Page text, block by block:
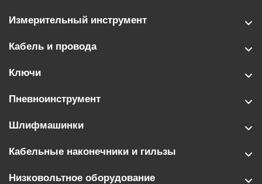
Измерительный инструмент
Кабель и провода
Ключи
Пневноинструмент
Шлифмашинки
Кабельные наконечники и гильзы
Низковольтное оборудование